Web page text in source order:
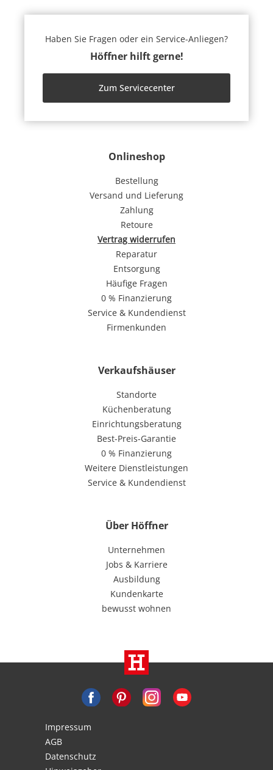
Onlineshop
Bestellung
Versand und Lieferung
Zahlung
Retoure
Vertrag widerrufen
Reparatur
Entsorgung
Häufige Fragen
0 % Finanzierung
Service & Kundendienst
Firmenkunden
Verkaufshäuser
Standorte
Küchenberatung
Einrichtungsberatung
Best-Preis-Garantie
0 % Finanzierung
Weitere Dienstleistungen
Service & Kundendienst
Über Höffner
Unternehmen
Jobs & Karriere
Ausbildung
Kundenkarte
bewusst wohnen
Haben Sie Fragen oder ein Service-Anliegen?
Höffner hilft gerne!
Zum Servicecenter
Impressum
AGB
Datenschutz